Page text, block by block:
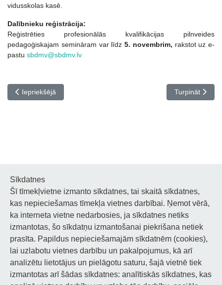
vidusskolas kasē.
Dalībnieku reģistrācija:
Reģistrēties profesionālās kvalifikācijas pilnveides
pedagoģiskajam semināram var līdz 5. novembrim, rakstot uz e-
pastu sbdmv@sbdmv.lv
Iepriekšējais raksts: Pedagogu profesionālās kvalifikācijas
Iepriekšējā Nākamais
Turpināt
Noderīgi
Privātuma politika
Sīkdatņu privātuma politika
Piekļūstamība
Sīkdatnes
Šī tīmekļvietne izmanto sīkdatnes, tai skaitā sīkdatnes,
kas nepieciešamas tīmekļa vietnes darbībai. Ņemot vērā,
ka interneta vietne nedarbosies, ja sīkdatnes netiks
izmantotas, šo sīkdatņu izmantošanai piekrišana netiek
prasīta. Papildus nepieciešamajām sīkdatnēm (cookies),
lai uzlabotu vietnes darbību un pakalpojumus, kā arī
analizētu lietotājus un pielāgotu saturu, šajā vietnē tiek
izmantotas arī šādas sīkdatnes: analītiskās sīkdatnes, kas